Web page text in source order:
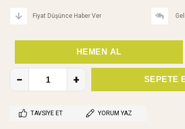
Fiyat Düşünce Haber Ver
TAVSIYE ET YORUM YAZ